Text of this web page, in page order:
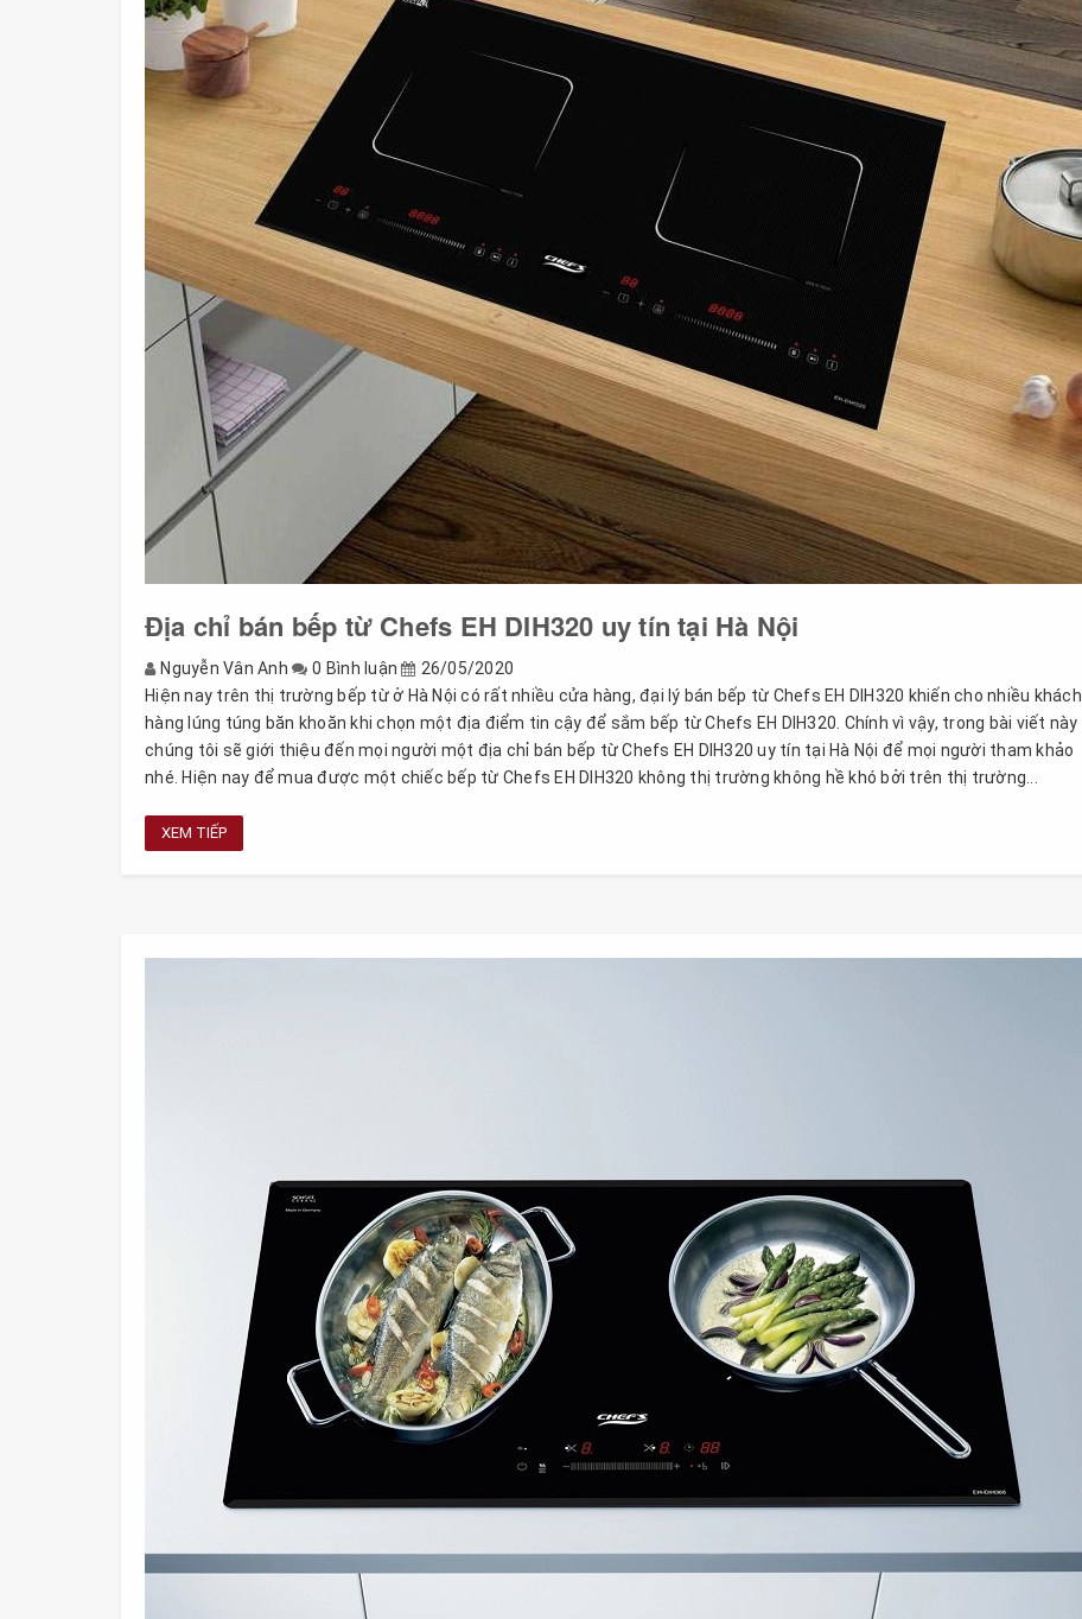
Địa chỉ bán bếp từ Chefs EH DIH320 uy tín tại Hà Nội
Nguyễn Vân Anh 0 Bình luận
26/05/2020
Hiện nay trên thị trường bếp từ ở Hà Nội có rất nhiều cửa hàng, đại lý bán bếp từ Chefs EH DIH320 khiến cho nhiều khách
hàng lúng túng băn khoăn khi chọn một địa điểm tin cậy để sắm bếp từ Chefs EH DIH320. Chính vì vậy, trong bài viết này
chúng tôi sẽ giới thiệu đến mọi người một địa chỉ bán bếp từ Chefs EH DIH320 uy tín tại Hà Nội để mọi người tham khảo
nhé. Hiện nay để mua được một chiếc bếp từ Chefs EH DIH320 không thị trường không hề khó bởi trên thị trường...
XEM TIẾP